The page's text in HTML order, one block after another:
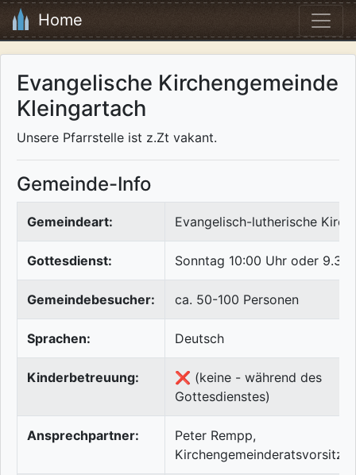
Home
Evangelische Kirchengemeinde
Kleingartach
Unsere Pfarrstelle ist z.Zt vakant.
Gemeinde-Info
Gemeindeart: Evangelisch-lutherische
Gottesdienst: Sonntag 10:00 Uhr oder 9.30
Gemeindebesucher: ca. 50-100 Personen
Sprachen: Deutsch
Kinderbetreuung:
❌ (keine - während des
Gottesdienstes)
Ansprechpartner:
Peter Rempp,